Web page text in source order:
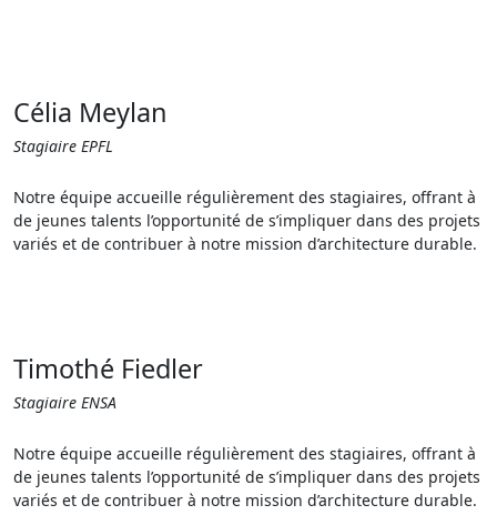
Célia Meylan
Stagiaire EPFL
Notre équipe accueille régulièrement des stagiaires, offrant à
de jeunes talents l’opportunité de s’impliquer dans des projets
variés et de contribuer à notre mission d’architecture durable.
Timothé Fiedler
Stagiaire ENSA
Notre équipe accueille régulièrement des stagiaires, offrant à
de jeunes talents l’opportunité de s’impliquer dans des projets
variés et de contribuer à notre mission d’architecture durable.